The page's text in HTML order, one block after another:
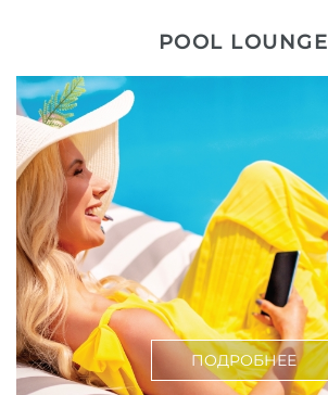
POOL LOUNGE
ПОДРОБНЕЕ